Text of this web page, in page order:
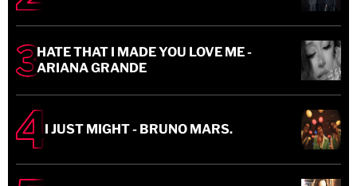
HATE THAT I MADE YOU LOVE ME -
ARIANA GRANDE
I JUST MIGHT - BRUNO MARS.